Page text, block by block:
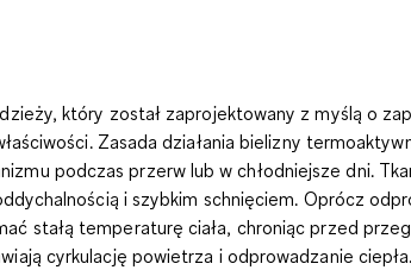
który został zaprojektowany z myślą o
Zasada działania bielizny
podczas przerw lub w chłodniejsze dni.
i szybkim schnięciem. Oprócz
stałą temperaturę ciała, chroniąc przed
cyrkulację powietrza i odprowadzanie